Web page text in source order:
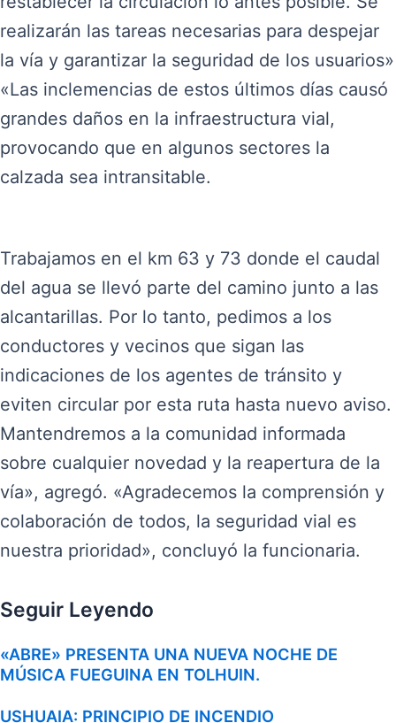
realizarán las tareas necesarias para despejar
la vía y garantizar la seguridad de los usuarios»
«Las inclemencias de estos últimos días causó
grandes daños en la infraestructura vial,
provocando que en algunos sectores la
calzada sea intransitable.
Trabajamos en el km 63 y 73 donde el caudal
del agua se llevó parte del camino junto a las
alcantarillas. Por lo tanto, pedimos a los
conductores y vecinos que sigan las
indicaciones de los agentes de tránsito y
eviten circular por esta ruta hasta nuevo aviso.
Mantendremos a la comunidad informada
sobre cualquier novedad y la reapertura de la
vía», agregó. «Agradecemos la comprensión y
colaboración de todos, la seguridad vial es
nuestra prioridad», concluyó la funcionaria.
Seguir Leyendo
«ABRE» PRESENTA UNA NUEVA NOCHE DE
MÚSICA FUEGUINA EN TOLHUIN.
USHUAIA: PRINCIPIO DE INCENDIO